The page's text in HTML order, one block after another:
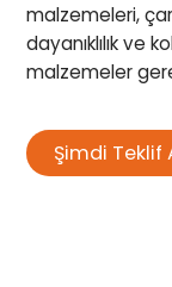
malzemeleri,
dayanıklılık ve
malzemeler
Şimdi Teklif